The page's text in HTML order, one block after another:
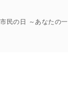
民の日 ～あなたの